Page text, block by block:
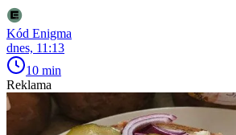
Kód Enigma
dnes, 11:13
10 min
Reklama